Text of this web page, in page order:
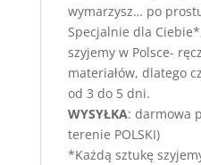
wymarzysz… po
Specjalnie dla
szyjemy w Polsce-
materiałów, dlatego
od 3 do 5 dni.
WYSYŁKA: darmowa
terenie POLSKI)
*Każdą sztukę